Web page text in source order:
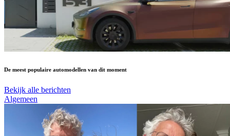
De meest populaire automodellen van dit moment
Bekijk alle berichten
Algemeen